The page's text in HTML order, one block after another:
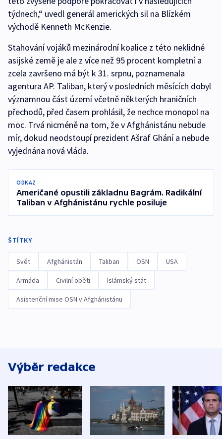
týdnech,“ uvedl generál amerických sil na Blízkém
východě Kenneth McKenzie.
Stahování vojáků mezinárodní koalice z této neklidné
asijské země je ale z více než 95 procent kompletní a
zcela završeno má být k 31. srpnu, poznamenala
agentura AP. Taliban, který v posledních měsících dobyl
významnou část území včetně některých hraničních
přechodů, před časem prohlásil, že nechce monopol na
moc. Trvá nicméně na tom, že v Afghánistánu nebude
mír, dokud neodstoupí prezident Ašraf Ghání a nebude
vyjednána nová vláda.
ODKAZ
Američané opustili základnu Bagrám. Radikální
Taliban v Afghánistánu rychle posiluje
ŠTÍTKY
Svět Afghánistán Taliban OSN USA
Armáda Civilní oběti Islámský stát
Asistenční mise OSN v Afghánistánu
Výběr redakce